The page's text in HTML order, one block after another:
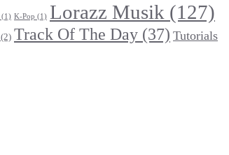
(1) K-Pop (1) Lorazz Musik (127)
(2) Track Of The Day (37) Tutorials